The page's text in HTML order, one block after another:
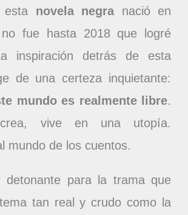
novela negra nació en
fue hasta 2018 que logré
inspiración detrás de esta
de una certeza inquietante:
mundo es realmente libre.
vive en una utopía.
mundo de los cuentos.
detonante para la trama que
tan real y crudo como la